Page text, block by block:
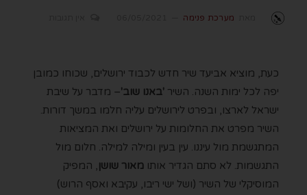
מערכת פנימה
כעת, מוציא אביעד שיר חדש לכבוד ירושלים, שכוחו כמובן
יפה לכל ימות השנה. השיר 'באנו שוב'– מדבר על שיבת
ישראל לארצו, ובפרט לירושלים עליה חלמו במשך דורות.
השיר מפרט את החלומות על ירושלים ואת המציאות
המתגשמת מול עיננו. עין בעין ומילה למילה. חלום מול
התגשמות. לא סתם הגדיר אותו מאור שושן, המפיק
המוסיקלי של השיר (ושל ישי ריבו, עקיבא ואסף הרוש)